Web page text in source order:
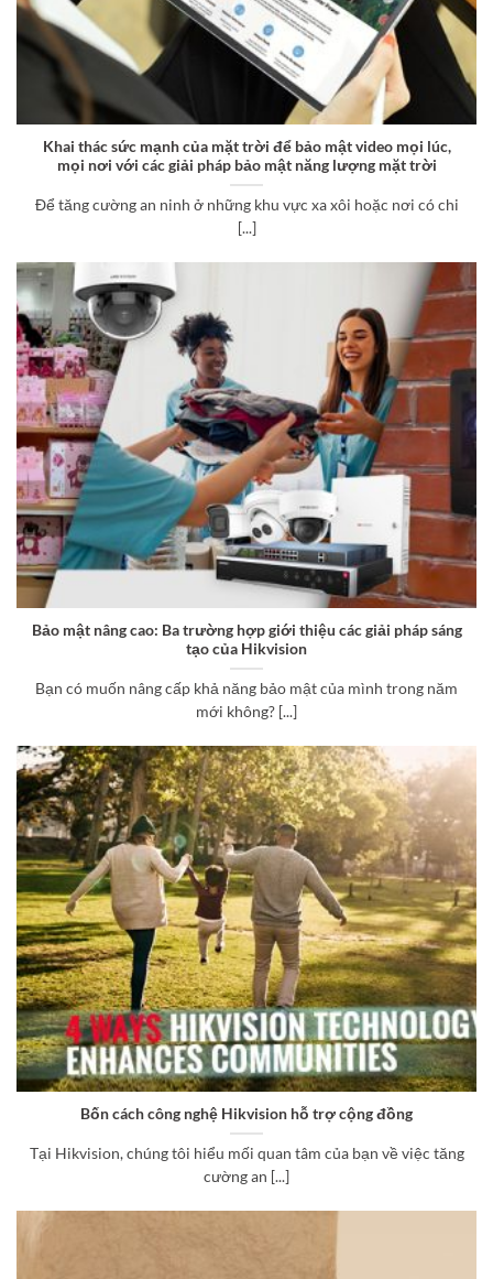
Khai thác sức mạnh của mặt trời để bảo mật video mọi lúc,
mọi nơi với các giải pháp bảo mật năng lượng mặt trời
Để tăng cường an ninh ở những khu vực xa xôi hoặc nơi có chi
[...]
Bảo mật nâng cao: Ba trường hợp giới thiệu các giải pháp sáng
tạo của Hikvision
Bạn có muốn nâng cấp khả năng bảo mật của mình trong năm
mới không? [...]
Bốn cách công nghệ Hikvision hỗ trợ cộng đồng
Tại Hikvision, chúng tôi hiểu mối quan tâm của bạn về việc tăng
cường an [...]